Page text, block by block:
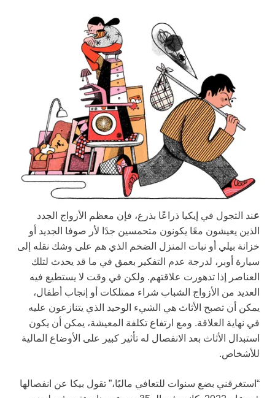
عند التجول في إيكيا ذراعًا بذرع، فإن معظم الأزواج الجدد
الذين يعيشون معًا يكونون متحمسين جدًا لأر صوفا الجديد أو
خزانة بيلي أو نبات المنزل الضخم الذي هم على وشك نقله إلى
سيارة أوبر، لدرجة عدم التفكير بعمق في ما قد يحدث لتلك
العناصر إذا تدهورت علاقتهم. ولكن في وقت لا يستطيع فيه
العديد من الأزواج الشباب شراء ممتلكات أو إنجاب أطفال،
يمكن أن تصبح الأثاث هي الشيء الوحيد الذي يتنازعون عليه
في نهاية العلاقة. ومع ارتفاع تكلفة المعيشة، يمكن أن يكون
استبدال الأثاث بعد الانفصال له تأثير كبير على الأوضاع المالية
للأشخاص.
“استغرقني بضع سنوات للتعافي ماليًا،” تقول بيكا عن انفصالها